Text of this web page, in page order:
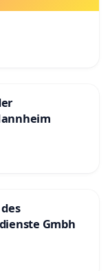
Gmbh